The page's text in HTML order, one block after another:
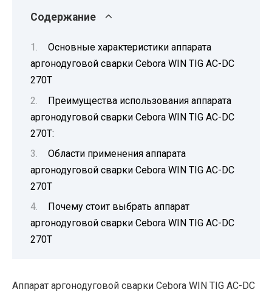
Содержание
Основные характеристики аппарата
аргонодуговой сварки Cebora WIN TIG AC-DC
270T
Преимущества использования аппарата
аргонодуговой сварки Cebora WIN TIG AC-DC
270T:
Области применения аппарата
аргонодуговой сварки Cebora WIN TIG AC-DC
270T
Почему стоит выбрать аппарат
аргонодуговой сварки Cebora WIN TIG AC-DC
270T
Аппарат аргонодуговой сварки Cebora WIN TIG AC-DC